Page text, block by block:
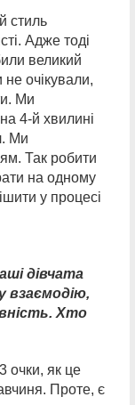
стиль
Адже тоді
великий
очікували,
Ми
4-й хвилині
Ми
Так робити
на одному
у процесі
дівчата
взаємодію,
Хто
очки, як це
Проте, є